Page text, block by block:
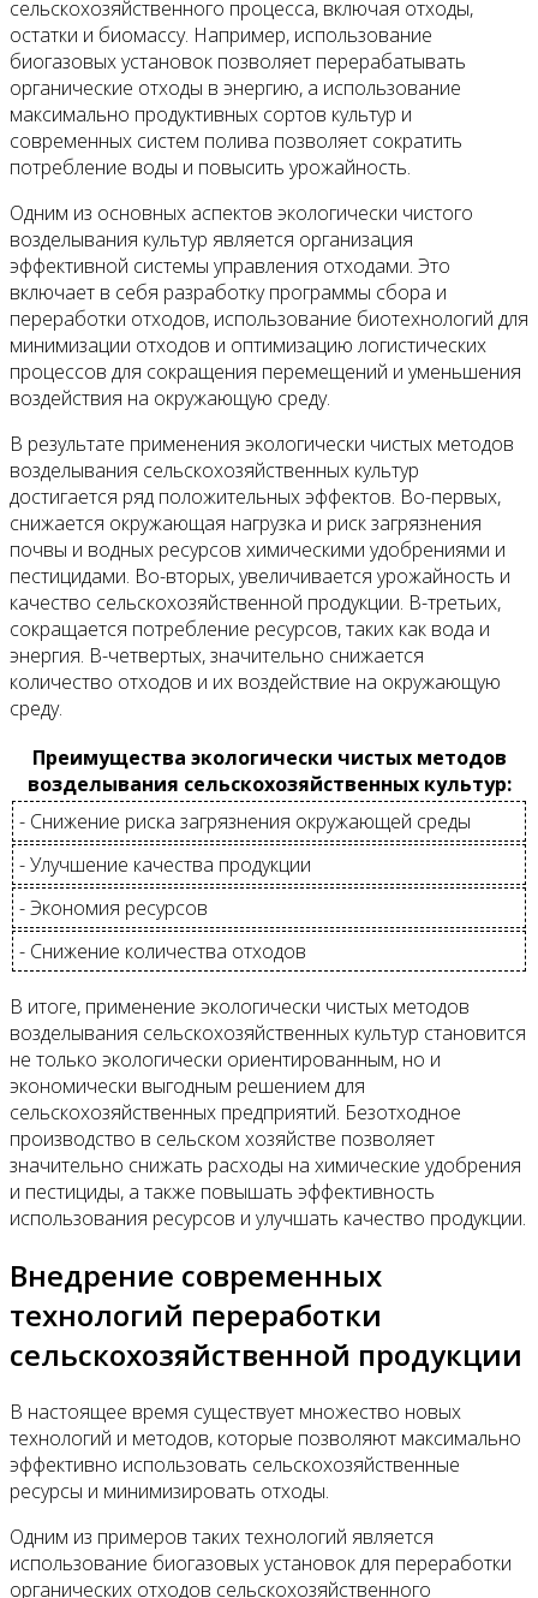
сельскохозяйственного процесса, включая отходы,
остатки и биомассу. Например, использование
биогазовых установок позволяет перерабатывать
органические отходы в энергию, а использование
максимально продуктивных сортов культур и
современных систем полива позволяет сократить
потребление воды и повысить урожайность.
Одним из основных аспектов экологически чистого
возделывания культур является организация
эффективной системы управления отходами. Это
включает в себя разработку программы сбора и
переработки отходов, использование биотехнологий для
минимизации отходов и оптимизацию логистических
процессов для сокращения перемещений и уменьшения
воздействия на окружающую среду.
В результате применения экологически чистых методов
возделывания сельскохозяйственных культур
достигается ряд положительных эффектов. Во-первых,
снижается окружающая нагрузка и риск загрязнения
почвы и водных ресурсов химическими удобрениями и
пестицидами. Во-вторых, увеличивается урожайность и
качество сельскохозяйственной продукции. В-третьих,
сокращается потребление ресурсов, таких как вода и
энергия. В-четвертых, значительно снижается
количество отходов и их воздействие на окружающую
среду.
Преимущества экологически чистых методов
возделывания сельскохозяйственных культур:
- Снижение риска загрязнения окружающей среды
- Улучшение качества продукции
- Экономия ресурсов
- Снижение количества отходов
В итоге, применение экологически чистых методов
возделывания сельскохозяйственных культур становится
не только экологически ориентированным, но и
экономически выгодным решением для
сельскохозяйственных предприятий. Безотходное
производство в сельском хозяйстве позволяет
значительно снижать расходы на химические удобрения
и пестициды, а также повышать эффективность
использования ресурсов и улучшать качество продукции.
Внедрение современных
технологий переработки
сельскохозяйственной продукции
В настоящее время существует множество новых
технологий и методов, которые позволяют максимально
эффективно использовать сельскохозяйственные
ресурсы и минимизировать отходы.
Одним из примеров таких технологий является
использование биогазовых установок для переработки
органических отходов сельскохозяйственного